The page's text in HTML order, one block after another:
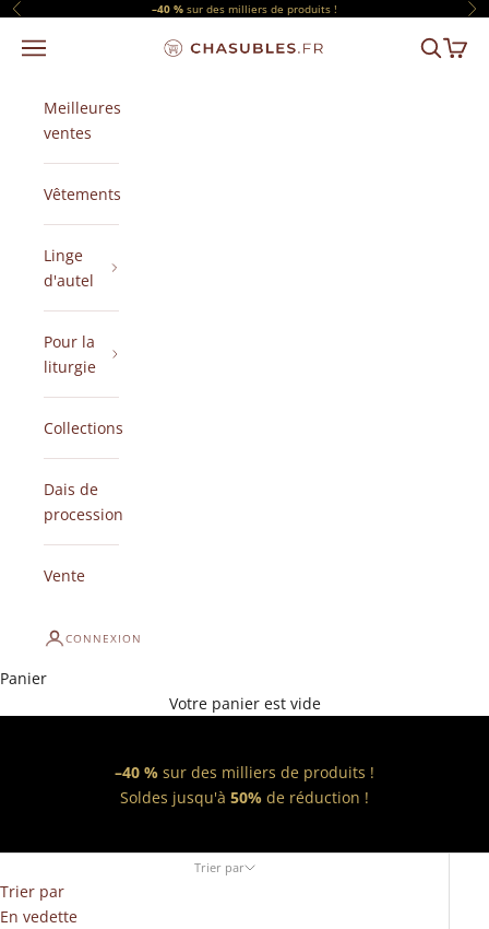
Passer au contenu
Précédent –40 % sur des milliers de produits !
CHASUBLES.FR
Menu Panier
Meilleures
ventes
Vêtements
Linge
d'autel
Pour la
liturgie
Collections
Dais de
procession
Vente
CONNEXION
Panier
Votre panier est vide
–40 % sur des milliers de produits !
Soldes jusqu'à 50% de réduction !
Trier par
Trier par
En vedette